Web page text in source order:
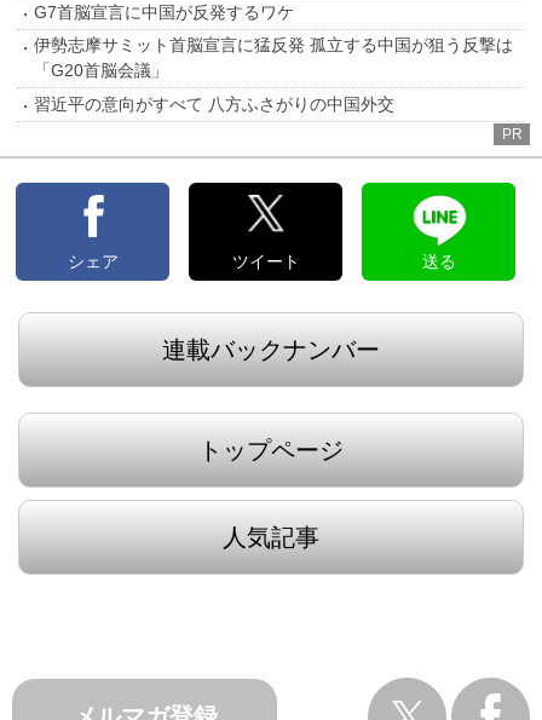
G7首脳宣言に中国が反発するワケ
伊勢志摩サミット首脳宣言に猛反発 孤立する中国が狙う反撃は
「G20首脳会議」
習近平の意向がすべて 八方ふさがりの中国外交
PR
シェア ツイート 送る
連載バックナンバー
トップページ
人気記事